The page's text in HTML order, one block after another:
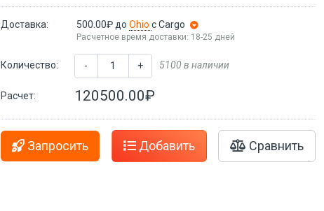
Доставка: 500.00₽ доOhioс Cargo
Расчетное время доставки: 18-25 дней
Количество: - + 5100 в наличии
Расчет: 120500.00₽
Запросить Добавить Сравнить